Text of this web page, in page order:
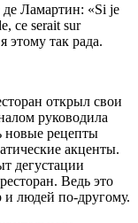
Ламартин: «Si je
ce serait sur
этому так рада.
открыл свои
руководила
рецепты
акценты.
дегустации
Ведь это
и людей по-другому.